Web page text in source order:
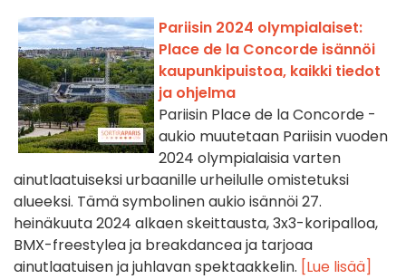
Pariisin 2024 olympialaiset:
Place de la Concorde isännöi
kaupunkipuistoa, kaikki tiedot
ja ohjelma
Pariisin Place de la Concorde -
aukio muutetaan Pariisin vuoden
2024 olympialaisia varten
ainutlaatuiseksi urbaanille urheilulle omistetuksi
alueeksi. Tämä symbolinen aukio isännöi 27.
heinäkuuta 2024 alkaen skeittausta, 3x3-koripalloa,
BMX-freestylea ja breakdancea ja tarjoaa
ainutlaatuisen ja juhlavan spektaakkelin. [Lue lisää]